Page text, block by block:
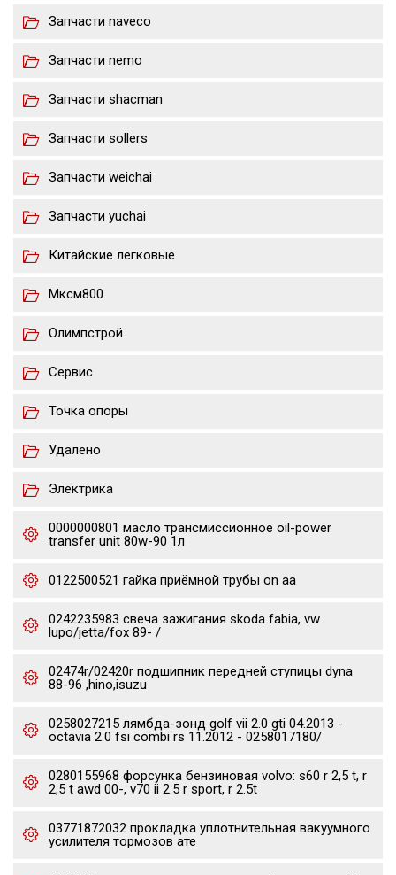
Запчасти naveco
Запчасти nemo
Запчасти shacman
Запчасти sollers
Запчасти weichai
Запчасти yuchai
Китайские легковые
Мксм800
Олимпстрой
Сервис
Точка опоры
Удалено
Электрика
0000000801 масло трансмиссионное oil-power
transfer unit 80w-90 1л
0122500521 гайка приёмной трубы on aa
0242235983 свеча зажигания skoda fabia, vw
lupo/jetta/fox 89- /
02474r/02420r подшипник передней ступицы dyna
88-96 ,hino,isuzu
0258027215 лямбда-зонд golf vii 2.0 gti 04.2013 -
octavia 2.0 fsi combi rs 11.2012 - 0258017180/
0280155968 форсунка бензиновая volvo: s60 r 2,5 t, r
2,5 t awd 00-, v70 ii 2.5 r sport, r 2.5t
03771872032 прокладка уплотнительная вакуумного
усилителя тормозов ате